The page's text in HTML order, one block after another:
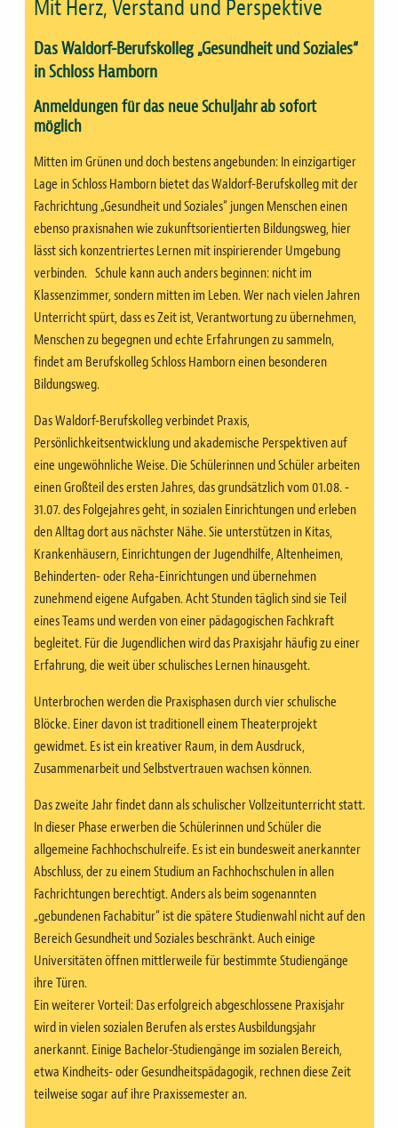
Mit Herz, Verstand und Perspektive
Das Waldorf-Berufskolleg „Gesundheit und Soziales“
in Schloss Hamborn
Anmeldungen für das neue Schuljahr ab sofort
möglich
Mitten im Grünen und doch bestens angebunden: In einzigartiger
Lage in Schloss Hamborn bietet das Waldorf-Berufskolleg mit der
Fachrichtung „Gesundheit und Soziales“ jungen Menschen einen
ebenso praxisnahen wie zukunftsorientierten Bildungsweg, hier
lässt sich konzentriertes Lernen mit inspirierender Umgebung
verbinden. Schule kann auch anders beginnen: nicht im
Klassenzimmer, sondern mitten im Leben. Wer nach vielen Jahren
Unterricht spürt, dass es Zeit ist, Verantwortung zu übernehmen,
Menschen zu begegnen und echte Erfahrungen zu sammeln,
findet am Berufskolleg Schloss Hamborn einen besonderen
Bildungsweg.
Das Waldorf-Berufskolleg verbindet Praxis,
Persönlichkeitsentwicklung und akademische Perspektiven auf
eine ungewöhnliche Weise. Die Schülerinnen und Schüler arbeiten
einen Großteil des ersten Jahres, das grundsätzlich vom 01.08. -
31.07. des Folgejahres geht, in sozialen Einrichtungen und erleben
den Alltag dort aus nächster Nähe. Sie unterstützen in Kitas,
Krankenhäusern, Einrichtungen der Jugendhilfe, Altenheimen,
Behinderten- oder Reha-Einrichtungen und übernehmen
zunehmend eigene Aufgaben. Acht Stunden täglich sind sie Teil
eines Teams und werden von einer pädagogischen Fachkraft
begleitet. Für die Jugendlichen wird das Praxisjahr häufig zu einer
Erfahrung, die weit über schulisches Lernen hinausgeht.
Unterbrochen werden die Praxisphasen durch vier schulische
Blöcke. Einer davon ist traditionell einem Theaterprojekt
gewidmet. Es ist ein kreativer Raum, in dem Ausdruck,
Zusammenarbeit und Selbstvertrauen wachsen können.
Das zweite Jahr findet dann als schulischer Vollzeitunterricht statt.
In dieser Phase erwerben die Schülerinnen und Schüler die
allgemeine Fachhochschulreife. Es ist ein bundesweit anerkannter
Abschluss, der zu einem Studium an Fachhochschulen in allen
Fachrichtungen berechtigt. Anders als beim sogenannten
„gebundenen Fachabitur“ ist die spätere Studienwahl nicht auf den
Bereich Gesundheit und Soziales beschränkt. Auch einige
Universitäten öffnen mittlerweile für bestimmte Studiengänge
ihre Türen.
Ein weiterer Vorteil: Das erfolgreich abgeschlossene Praxisjahr
wird in vielen sozialen Berufen als erstes Ausbildungsjahr
anerkannt. Einige Bachelor-Studiengänge im sozialen Bereich,
etwa Kindheits- oder Gesundheitspädagogik, rechnen diese Zeit
teilweise sogar auf ihre Praxissemester an.